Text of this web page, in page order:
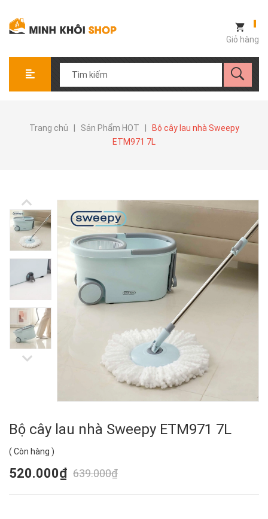
Giỏ hàng
Trang chủ Sản Phẩm HOT
Bộ cây lau nhà Sweepy
ETM971 7L
Bộ cây lau nhà Sweepy ETM971 7L
( Còn hàng )
520.000₫ 639.000₫